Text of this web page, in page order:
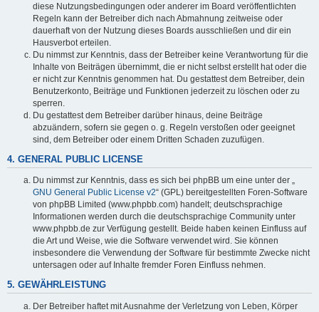
diese Nutzungsbedingungen oder anderer im Board veröffentlichten
Regeln kann der Betreiber dich nach Abmahnung zeitweise oder
dauerhaft von der Nutzung dieses Boards ausschließen und dir ein
Hausverbot erteilen.
Du nimmst zur Kenntnis, dass der Betreiber keine Verantwortung für die
Inhalte von Beiträgen übernimmt, die er nicht selbst erstellt hat oder die
er nicht zur Kenntnis genommen hat. Du gestattest dem Betreiber, dein
Benutzerkonto, Beiträge und Funktionen jederzeit zu löschen oder zu
sperren.
Du gestattest dem Betreiber darüber hinaus, deine Beiträge
abzuändern, sofern sie gegen o. g. Regeln verstoßen oder geeignet
sind, dem Betreiber oder einem Dritten Schaden zuzufügen.
4. GENERAL PUBLIC LICENSE
Du nimmst zur Kenntnis, dass es sich bei phpBB um eine unter der „
GNU General Public License v2“ (GPL) bereitgestellten Foren-Software
von phpBB Limited (www.phpbb.com) handelt; deutschsprachige
Informationen werden durch die deutschsprachige Community unter
www.phpbb.de zur Verfügung gestellt. Beide haben keinen Einfluss auf
die Art und Weise, wie die Software verwendet wird. Sie können
insbesondere die Verwendung der Software für bestimmte Zwecke nicht
untersagen oder auf Inhalte fremder Foren Einfluss nehmen.
5. GEWÄHRLEISTUNG
Der Betreiber haftet mit Ausnahme der Verletzung von Leben, Körper